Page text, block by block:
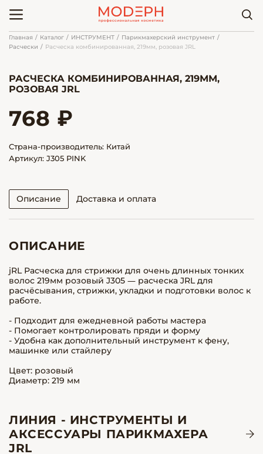
Главная Каталог ИНСТРУМЕНТ
Парикмахерский инструмент
Расчески
Расческа комбинированная, 219мм, розовая JRL
РАСЧЕСКА КОМБИНИРОВАННАЯ, 219ММ,
РОЗОВАЯ JRL
768 ₽
Страна-производитель: Китай
Артикул: J305 PINK
Описание Доставка и оплата
ОПИСАНИЕ
jRL Расческа для стрижки для очень длинных тонких
волос 219мм розовый J305 — расческа JRL для
расчёсывания, стрижки, укладки и подготовки волос к
работе.
- Подходит для ежедневной работы мастера
- Помогает контролировать пряди и форму
- Удобна как дополнительный инструмент к фену,
машинке или стайлеру
Цвет: розовый
Диаметр: 219 мм
ЛИНИЯ - ИНСТРУМЕНТЫ И
АКСЕССУАРЫ ПАРИКМАХЕРА
JRL